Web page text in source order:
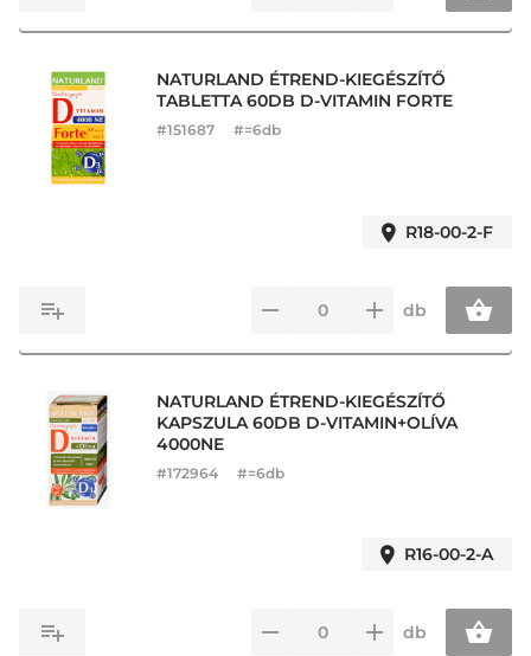
NATURLAND ÉTREND-KIEGÉSZÍTŐ
TABLETTA 60DB D-VITAMIN FORTE
#151687 #=6db
R18-00-2-F
db
NATURLAND ÉTREND-KIEGÉSZÍTŐ
KAPSZULA 60DB D-VITAMIN+OLÍVA
4000NE
#172964 #=6db
R16-00-2-A
db